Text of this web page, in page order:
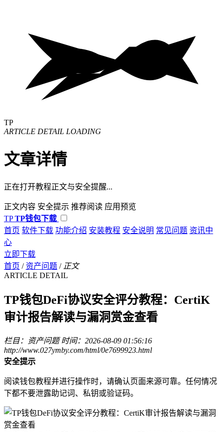
TP
ARTICLE DETAIL LOADING
文章详情
正在打开教程正文与安全提醒...
正文内容 安全提示 推荐阅读 应用预览
TP TP钱包下载
首页 软件下载 功能介绍 安装教程 安全说明 常见问题 资讯中
心
立即下载
首页 / 资产问题 / 正文
ARTICLE DETAIL
TP钱包DeFi协议安全评分教程：CertiK
审计报告解读与漏洞赏金查看
栏目：资产问题 时间：2026-08-09 01:56:16
http://www.027ymby.com/html/0e7699923.html
安全提示
阅读钱包教程并进行操作时，请确认页面来源可靠。任何情况
下都不要泄露助记词、私钥或验证码。